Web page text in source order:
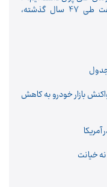
با یک‌سوم درآمد 1800 میلیارد دلاری نفت طی 47 سال گذشته،
15 مرداد 1405 / اولین واکنش بازار خودرو به کاهش
خیانت